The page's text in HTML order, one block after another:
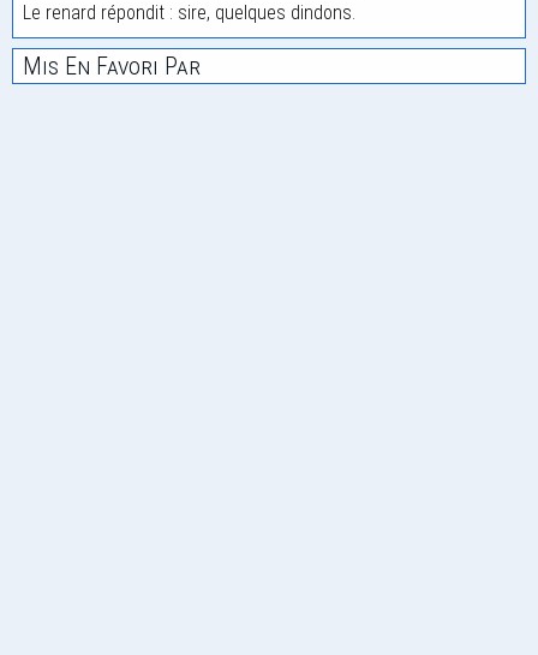
Le renard répondit : sire, quelques dindons.
Mis En Favori Par